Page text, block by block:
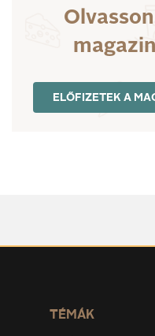
ELŐFIZETEK A
TÉMÁK